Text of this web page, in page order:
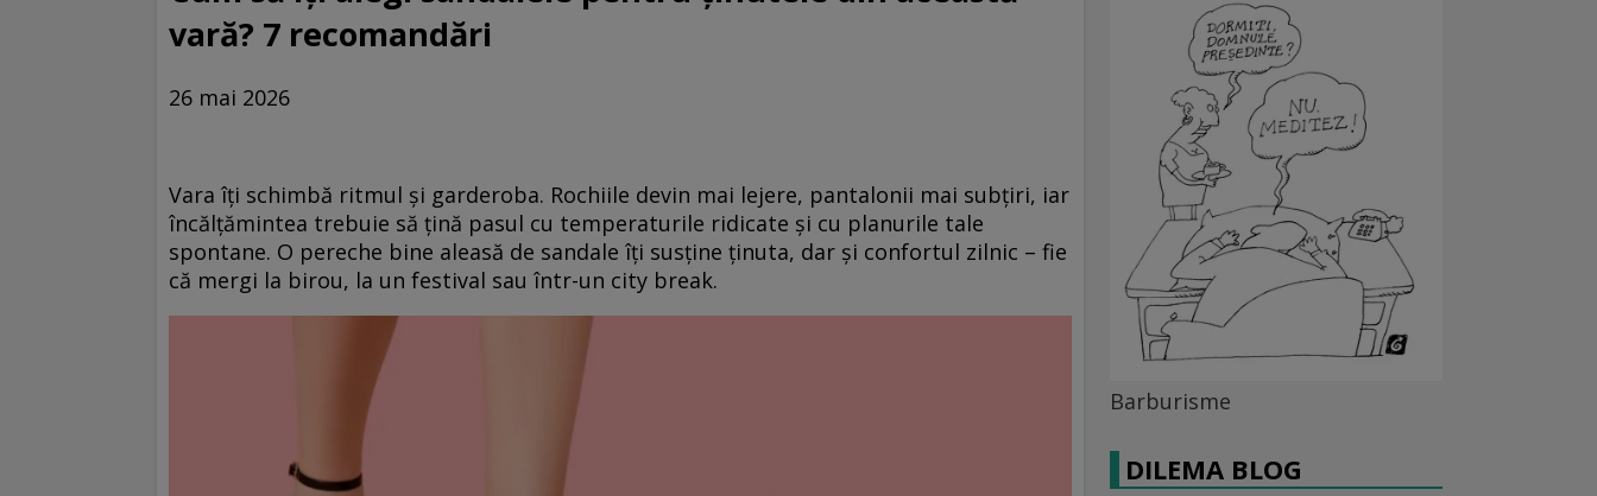
vară? 7 recomandări
26 mai 2026
Vara îți schimbă ritmul și garderoba. Rochiile devin mai lejere, pantalonii mai subțiri, iar
încălțămintea trebuie să țină pasul cu temperaturile ridicate și cu planurile tale
spontane. O pereche bine aleasă de sandale îți susține ținuta, dar și confortul zilnic – fie
că mergi la birou, la un festival sau într-un city break.
Barburisme
DILEMA BLOG